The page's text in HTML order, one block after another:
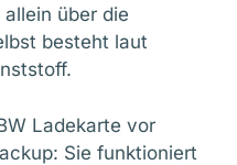
über die
besteht laut
Ladekarte vor
Sie funktioniert